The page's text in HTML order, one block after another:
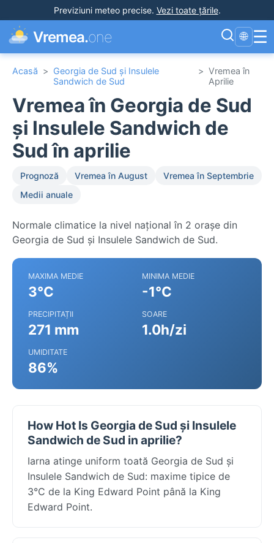
Previziuni meteo precise. Vezi toate țările.
Vremea.one 🌐 ☰
Acasă > Georgia de Sud și Insulele
Sandwich de Sud
> Vremea în
Aprilie
Vremea în Georgia de Sud
și Insulele Sandwich de
Sud în aprilie
Prognoză Vremea în August
Vremea în Septembrie
Medii anuale
Normale climatice la nivel național în 2 orașe din
Georgia de Sud și Insulele Sandwich de Sud.
MAXIMA MEDIE
3°C
MINIMA MEDIE
-1°C
PRECIPITAȚII
271 mm
SOARE
1.0h/zi
UMIDITATE
86%
How Hot Is Georgia de Sud și Insulele
Sandwich de Sud in aprilie?
Iarna atinge uniform toată Georgia de Sud și
Insulele Sandwich de Sud: maxime tipice de
3°C de la King Edward Point până la King
Edward Point.